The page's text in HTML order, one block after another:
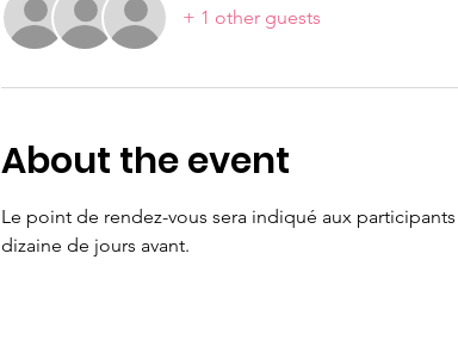
+ 1 other guests
About the event
Le point de rendez-vous sera indiqué aux
dizaine de jours avant.